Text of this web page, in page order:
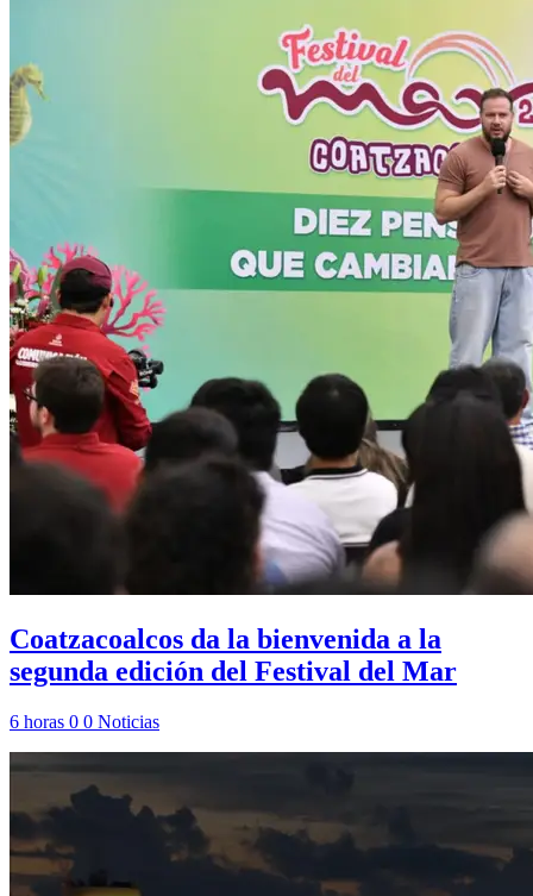
Coatzacoalcos da la bienvenida a la
segunda edición del Festival del Mar
6 horas 0 0 Noticias